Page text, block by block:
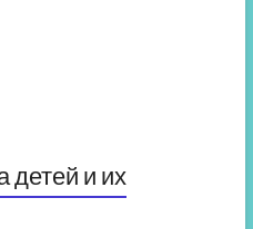
детей и их